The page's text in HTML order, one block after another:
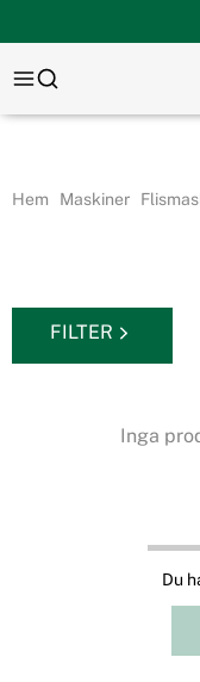
Hem Maskiner
FILTER
Inga
Du